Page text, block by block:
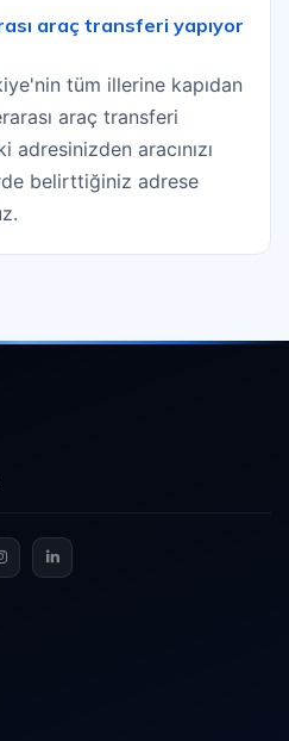
araç transferi yapıyor
tüm illerine kapıdan
araç transferi
adresinizden aracınızı
belirttiğiniz adrese